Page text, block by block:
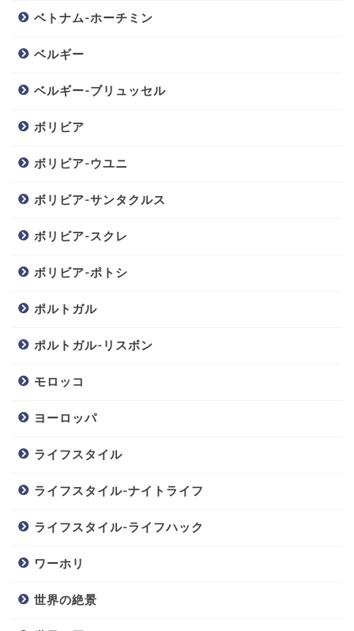
ベトナム-ホーチミン
ベルギー
ベルギー-ブリュッセル
ボリビア
ボリビア-ウユニ
ボリビア-サンタクルス
ボリビア-スクレ
ボリビア-ポトシ
ポルトガル
ポルトガル-リスボン
モロッコ
ヨーロッパ
ライフスタイル
ライフスタイル-ナイトライフ
ライフスタイル-ライフハック
ワーホリ
世界の絶景